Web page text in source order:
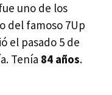
uno de los
del famoso 7Up
el pasado 5 de
Tenía 84 años.